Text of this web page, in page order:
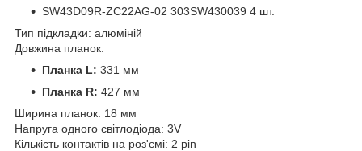
SW43D09R-ZC22AG-02 303SW430039 4 шт.
Тип підкладки: алюміній
Довжина планок:
Планка L: 331 мм
Планка R: 427 мм
Ширина планок: 18 мм
Напруга одного світлодіода: 3V
Кількість контактів на роз'ємі: 2 pin